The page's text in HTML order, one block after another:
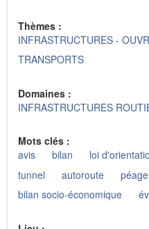
Thèmes :
INFRASTRUCTURES -
TRANSPORTS
Domaines :
INFRASTRUCTURES
Mots clés :
avis
bilan
loi
tunnel
autoroute péage
bilan socio-économique